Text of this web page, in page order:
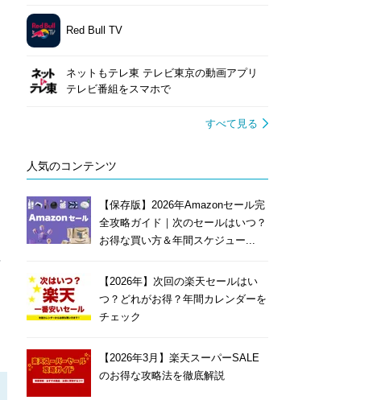
Red Bull TV
ネットもテレ東 テレビ東京の動画アプリ
テレビ番組をスマホで
すべて見る
人気のコンテンツ
【保存版】2026年Amazonセール完
全攻略ガイド｜次のセールはいつ？
お得な買い方＆年間スケジュー...
【2026年】次回の楽天セールはい
つ？どれがお得？年間カレンダーを
チェック
【2026年3月】楽天スーパーSALE
のお得な攻略法を徹底解説